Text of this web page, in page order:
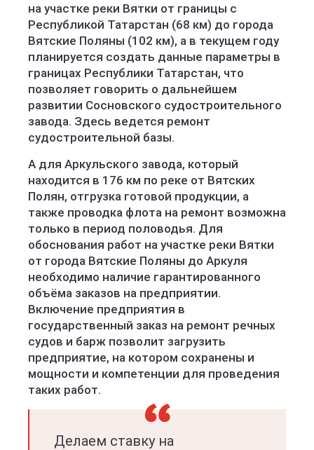
на участке реки Вятки от границы с
Республикой Татарстан (68 км) до города
Вятские Поляны (102 км), а в текущем году
планируется создать данные параметры в
границах Республики Татарстан, что
позволяет говорить о дальнейшем
развитии Сосновского судостроительного
завода. Здесь ведется ремонт
судостроительной базы.
А для Аркульского завода, который
находится в 176 км по реке от Вятских
Полян, отгрузка готовой продукции, а
также проводка флота на ремонт возможна
только в период половодья. Для
обоснования работ на участке реки Вятки
от города Вятские Поляны до Аркуля
необходимо наличие гарантированного
объёма заказов на предприятии.
Включение предприятия в
государственный заказ на ремонт речных
судов и барж позволит загрузить
предприятие, на котором сохранены и
мощности и компетенции для проведения
таких работ.
Делаем ставку на